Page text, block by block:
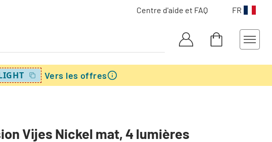
Centre d'aide et FAQ FR
Vers les offres
Vijes Nickel mat, 4 lumières